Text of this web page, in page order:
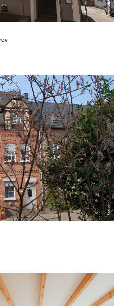
Reichshof
Steuer